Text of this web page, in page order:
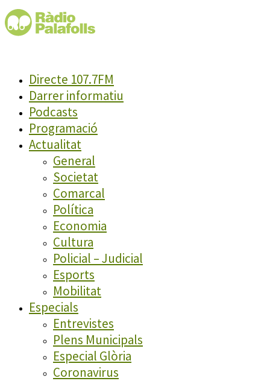
Directe 107.7FM
Darrer informatiu
Podcasts
Programació
Actualitat
General
Societat
Comarcal
Política
Economia
Cultura
Policial – Judicial
Esports
Mobilitat
Especials
Entrevistes
Plens Municipals
Especial Glòria
Coronavirus